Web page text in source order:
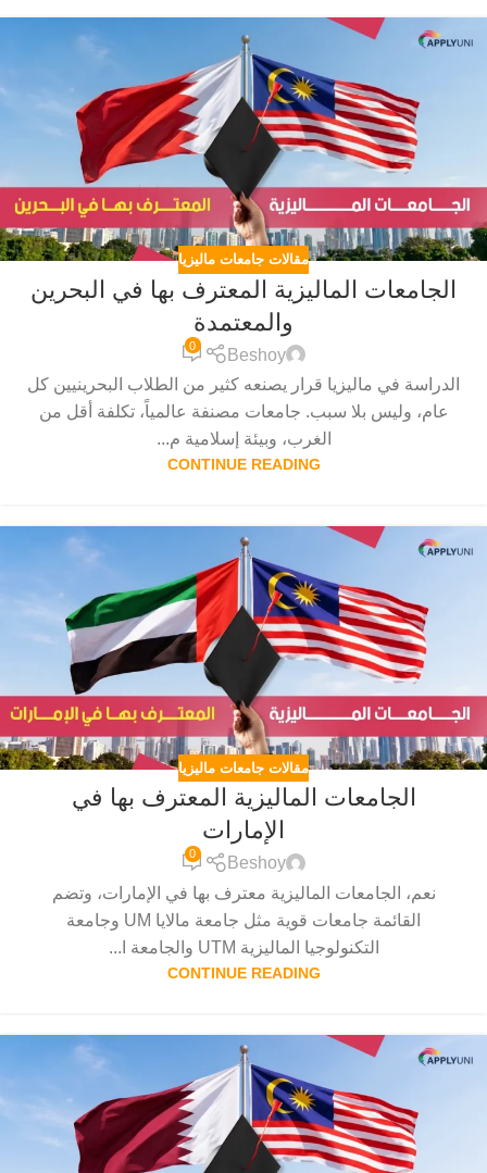
مقالات جامعات ماليزيا
الجامعات الماليزية المعترف بها في البحرين
والمعتمدة
Beshoy
0
الدراسة في ماليزيا قرار يصنعه كثير من الطلاب البحرينيين كل
عام، وليس بلا سبب. جامعات مصنفة عالمياً، تكلفة أقل من
الغرب، وبيئة إسلامية م...
CONTINUE READING
مقالات جامعات ماليزيا
الجامعات الماليزية المعترف بها في
الإمارات
Beshoy
0
نعم، الجامعات الماليزية معترف بها في الإمارات، وتضم
القائمة جامعات قوية مثل جامعة مالايا UM وجامعة
التكنولوجيا الماليزية UTM والجامعة ا...
CONTINUE READING